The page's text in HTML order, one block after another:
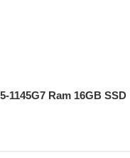
1145G7 Ram 16GB SSD